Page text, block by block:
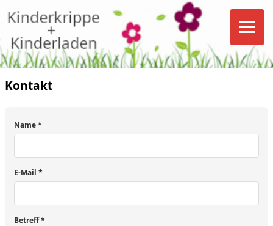
Kontakt
Name *
E-Mail *
Betreff *